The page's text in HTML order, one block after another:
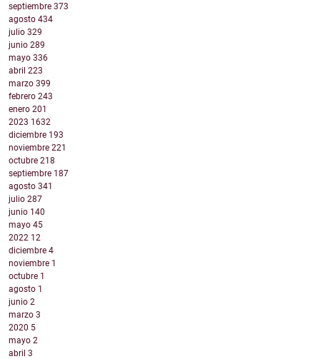
septiembre 373
agosto 434
julio 329
junio 289
mayo 336
abril 223
marzo 399
febrero 243
enero 201
2023 1632
diciembre 193
noviembre 221
octubre 218
septiembre 187
agosto 341
julio 287
junio 140
mayo 45
2022 12
diciembre 4
noviembre 1
octubre 1
agosto 1
junio 2
marzo 3
2020 5
mayo 2
abril 3